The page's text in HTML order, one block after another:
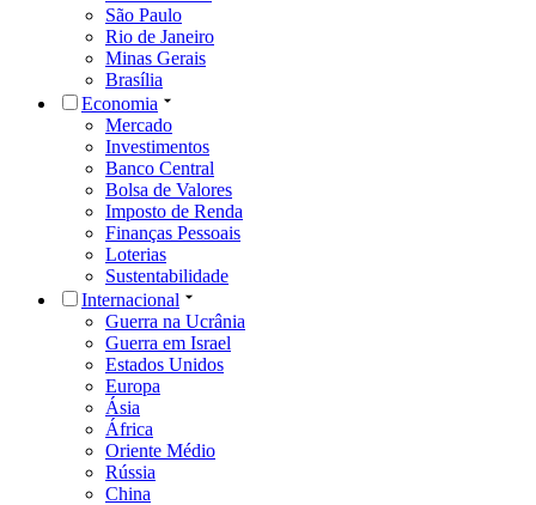
São Paulo
Rio de Janeiro
Minas Gerais
Brasília
Economia
Mercado
Investimentos
Banco Central
Bolsa de Valores
Imposto de Renda
Finanças Pessoais
Loterias
Sustentabilidade
Internacional
Guerra na Ucrânia
Guerra em Israel
Estados Unidos
Europa
Ásia
África
Oriente Médio
Rússia
China